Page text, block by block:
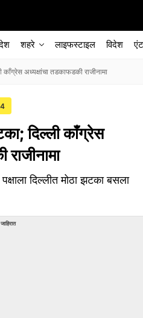
शहरे लाइफस्टाइल विदेश
अध्यक्षांचा तडकाफडकी राजीनामा
दिल्ली काँग्रेस
दिल्लीत मोठा झटका बसला
जाहिरात